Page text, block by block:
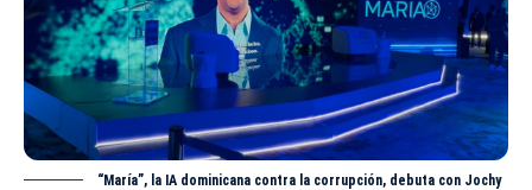
“María”, la IA dominicana contra la corrupción, debuta con Jochy